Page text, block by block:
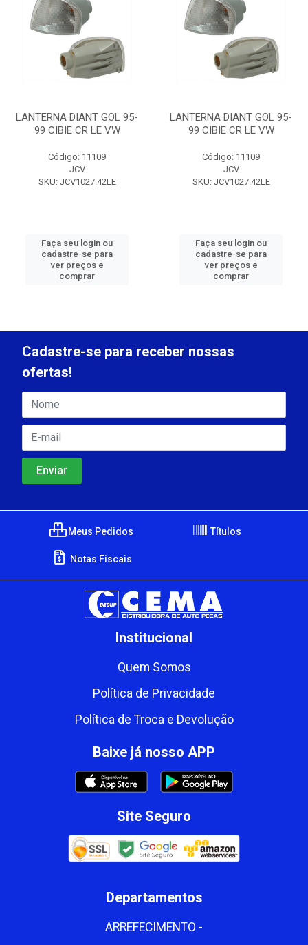
LANTERNA DIANT GOL 95-
99 CIBIE CR LE VW
Código: 11109
JCV
SKU: JCV1027.42LE
Faça seu login ou
cadastre-se para
ver preços e
comprar
LANTERNA DIANT GOL 95-
99 CIBIE CR LE VW
Código: 11109
JCV
SKU: JCV1027.42LE
Faça seu login ou
cadastre-se para
ver preços e
comprar
Cadastre-se para receber nossas
ofertas!
Meus Pedidos Títulos
Notas Fiscais
Institucional
Quem Somos
Política de Privacidade
Política de Troca e Devolução
Baixe já nosso APP
Site Seguro
Departamentos
ARREFECIMENTO -